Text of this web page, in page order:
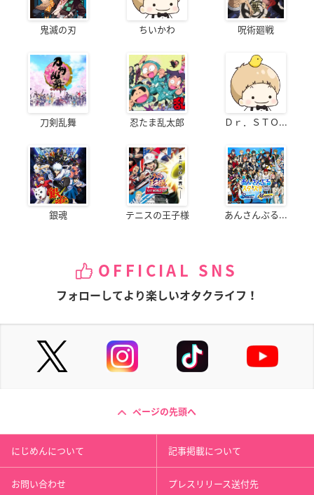
鬼滅の刃 ちいかわ 呪術廻戦
刀剣乱舞 忍たま乱太郎 Ｄｒ．ＳＴＯ...
銀魂 テニスの王子様 あんさんぶる...
OFFICIAL SNS
フォローしてより楽しいオタクライフ！
ページの先頭へ
にじめんについて 記事掲載について
お問い合わせ プレスリリース送付先